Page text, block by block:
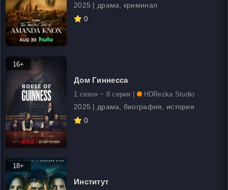
2025 | драма, криминал
0
16+
Дом Гиннесса
1 сезон ~ 8 серия | HDRezka Studio
2025 | драма, биография, история
0
18+
Институт